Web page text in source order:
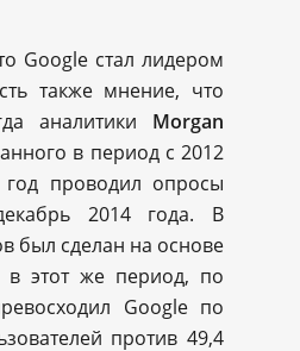
Google стал лидером
также мнение, что
аналитики Morgan
в период с 2012
проводил опросы
2014 года. В
был сделан на основе
в этот же период, по
Google по
против 49,4